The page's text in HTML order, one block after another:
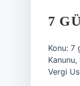
7
Konu: 7
Vergi